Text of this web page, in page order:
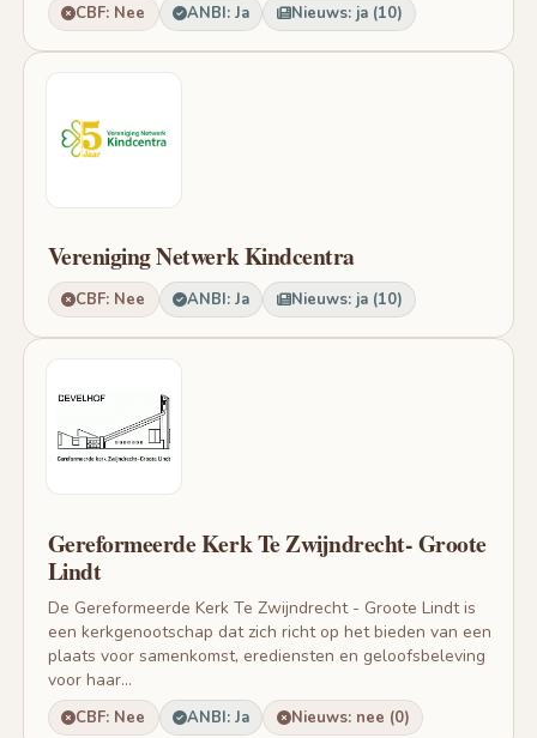
CBF: Nee ANBI: Ja Nieuws: ja (10)
Vereniging Netwerk Kindcentra
CBF: Nee ANBI: Ja Nieuws: ja (10)
Gereformeerde Kerk Te Zwijndrecht- Groote
Lindt
De Gereformeerde Kerk Te Zwijndrecht - Groote Lindt is
een kerkgenootschap dat zich richt op het bieden van een
plaats voor samenkomst, erediensten en geloofsbeleving
voor haar...
CBF: Nee ANBI: Ja Nieuws: nee (0)